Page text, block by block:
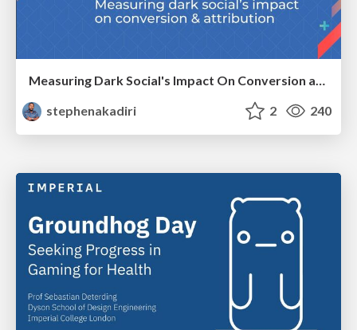
Measuring Dark Social's Impact On Conversion and Attribution
stephenakadiri
2 240